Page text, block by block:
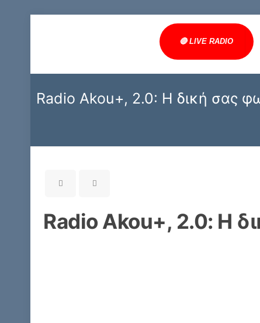
🔴 LIVE RADIO
Radio Akou+, 2.0: Η δική σας
Radio Akou+, 2.0: Η